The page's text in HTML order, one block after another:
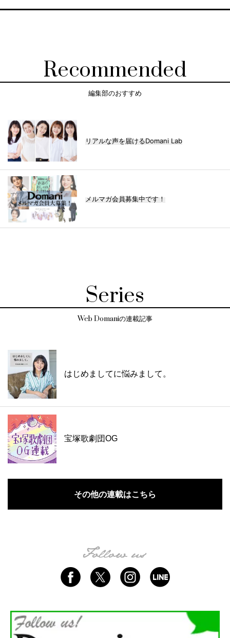
Recommended
編集部のおすすめ
リアルな声を届けるDomani Lab
メルマガ会員募集中です！
Series
Web Domaniの連載記事
はじめましてに悩みまして。
宝塚歌劇団OG
その他の連載はこちら